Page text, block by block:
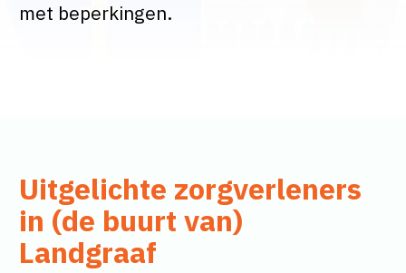
met beperkingen.
Uitgelichte zorgverleners
in (de buurt van)
Landgraaf